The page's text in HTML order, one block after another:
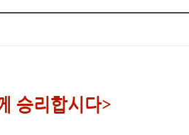
승리합시다>